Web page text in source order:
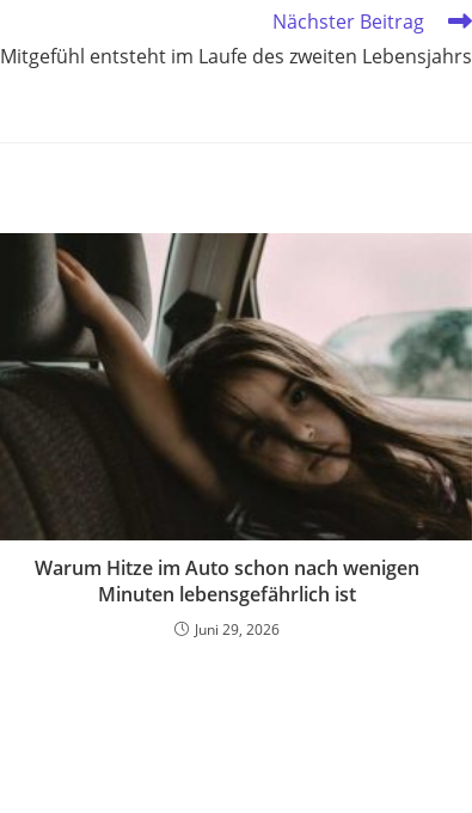
Nächster Beitrag
Mitgefühl entsteht im Laufe des zweiten Lebensjahrs
Warum Hitze im Auto schon nach wenigen
Minuten lebensgefährlich ist
Juni 29, 2026